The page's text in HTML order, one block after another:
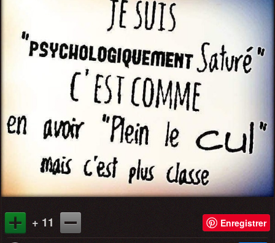
+ 11 Enregistrer